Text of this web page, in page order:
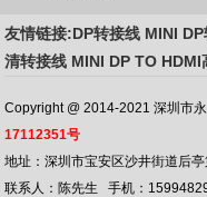
友情链接:DP转接线 MINI
清转接线 MINI DP TO HDMI
Copyright @ 2014-2021 深圳市
17112351号
地址：深圳市宝安区沙井街道后
联系人：陈先生 手机：